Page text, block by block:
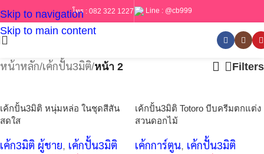
Skip to navigation
Skip to main content
โทร : 082 322 1227 Line : @cb999
หน้าหลัก/เค้กปั้น3มิติ/หน้า 2 Filters
เค้กปั้น3มิติ หนุ่มหล่อ ในชุดสีสัน
สดใส
เค้ก3มิติ ผู้ชาย, เค้กปั้น3มิติ
เค้กปั้น3มิติ Totoro บีบครีมตกแต่ง
สวนดอกไม้
เค้กการ์ตูน, เค้กปั้น3มิติ